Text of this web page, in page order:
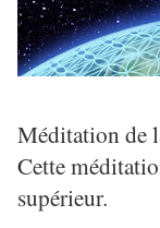
Méditation de
Cette
supérieur.